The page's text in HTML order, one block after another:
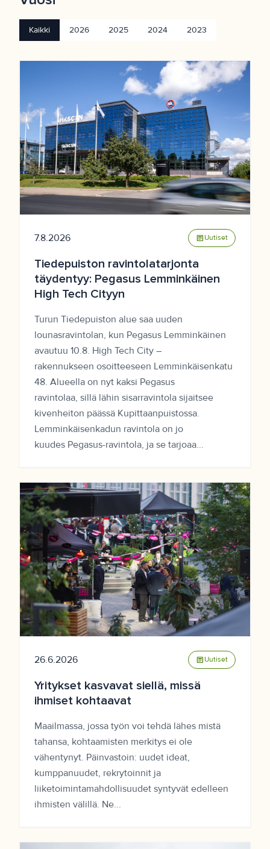
Kaikki 2026 2025 2024 2023
7.8.2026 article Uutiset
Tiedepuiston ravintolatarjonta
täydentyy: Pegasus Lemminkäinen
High Tech Cityyn
Turun Tiedepuiston alue saa uuden
lounasravintolan, kun Pegasus Lemminkäinen
avautuu 10.8. High Tech City –
rakennukseen osoitteeseen Lemminkäisenkatu
48. Alueella on nyt kaksi Pegasus
ravintolaa, sillä lähin sisarravintola sijaitsee
kivenheiton päässä Kupittaanpuistossa.
Lemminkäisenkadun ravintola on jo
kuudes Pegasus-ravintola, ja se tarjoaa...
26.6.2026 article Uutiset
Yritykset kasvavat siellä, missä
ihmiset kohtaavat
Maailmassa, jossa työn voi tehdä lähes mistä
tahansa, kohtaamisten merkitys ei ole
vähentynyt. Päinvastoin: uudet ideat,
kumppanuudet, rekrytoinnit ja
liiketoimintamahdollisuudet syntyvät edelleen
ihmisten välillä. Ne...